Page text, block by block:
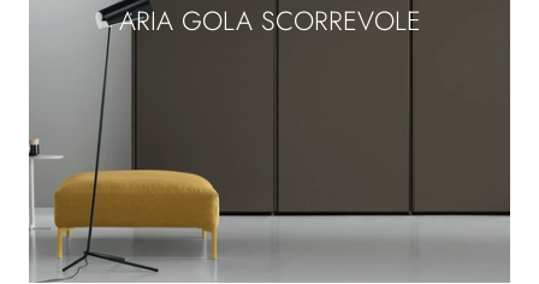
ARIA GOLA SCORREVOLE